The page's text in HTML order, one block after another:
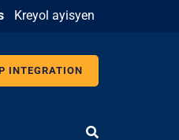
Kreyol ayisyen
INTEGRATION